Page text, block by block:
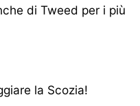
di Tweed per i più
la Scozia!